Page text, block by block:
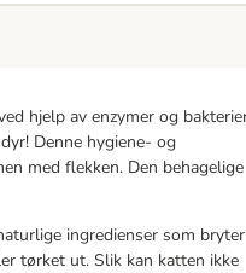
hjelp av enzymer og
Denne hygiene- og
med flekken. Den behagelige
ingredienser som bryter
tørket ut. Slik kan katten ikke